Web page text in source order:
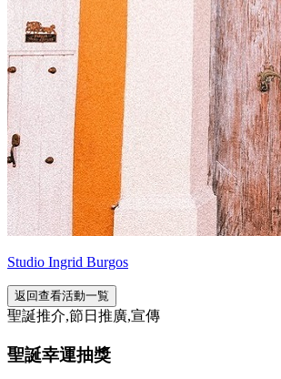
Studio Ingrid Burgos
返回查看活動一覧
聖誕推介,節日推廣,宣傳
聖誕幸運抽獎